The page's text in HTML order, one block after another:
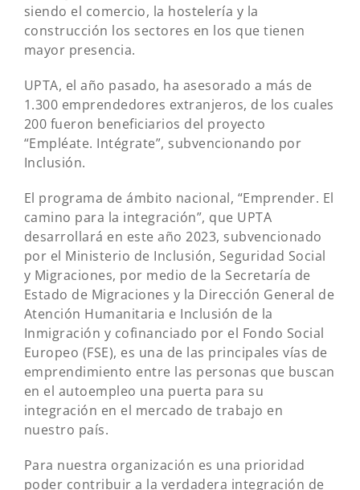
siendo el comercio, la hostelería y la
construcción los sectores en los que tienen
mayor presencia.
UPTA, el año pasado, ha asesorado a más de
1.300 emprendedores extranjeros, de los cuales
200 fueron beneficiarios del proyecto
“Empléate. Intégrate”, subvencionando por
Inclusión.
El programa de ámbito nacional, “Emprender. El
camino para la integración”, que UPTA
desarrollará en este año 2023, subvencionado
por el Ministerio de Inclusión, Seguridad Social
y Migraciones, por medio de la Secretaría de
Estado de Migraciones y la Dirección General de
Atención Humanitaria e Inclusión de la
Inmigración y cofinanciado por el Fondo Social
Europeo (FSE), es una de las principales vías de
emprendimiento entre las personas que buscan
en el autoempleo una puerta para su
integración en el mercado de trabajo en
nuestro país.
Para nuestra organización es una prioridad
poder contribuir a la verdadera integración de